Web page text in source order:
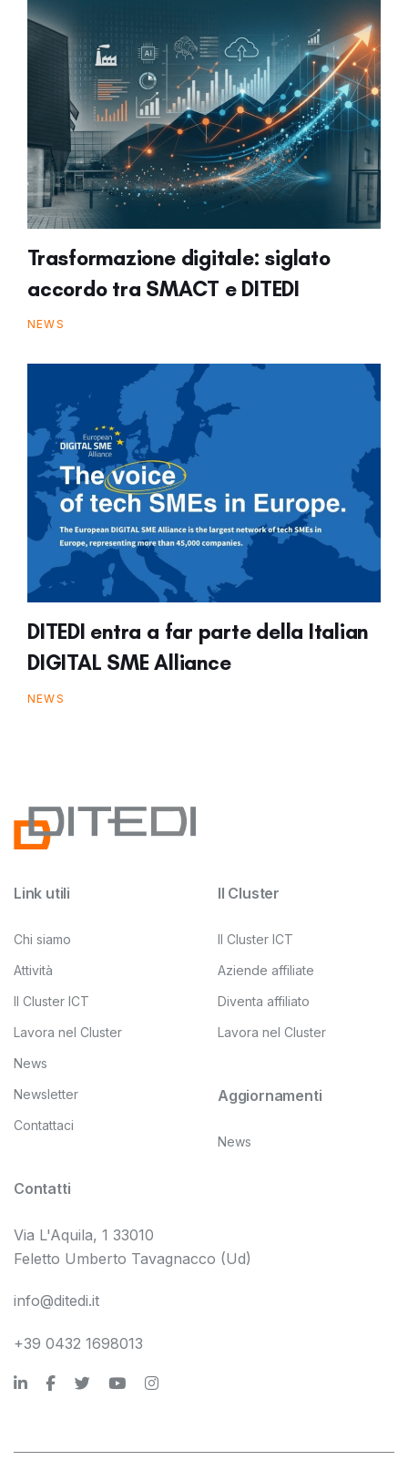
Trasformazione digitale: siglato
accordo tra SMACT e DITEDI
NEWS
DITEDI entra a far parte della Italian
DIGITAL SME Alliance
NEWS
Link utili
Chi siamo
Attività
Il Cluster ICT
Lavora nel Cluster
News
Newsletter
Contattaci
Il Cluster
Il Cluster ICT
Aziende affiliate
Diventa affiliato
Lavora nel Cluster
Aggiornamenti
News
Contatti
Via L'Aquila, 1 33010
Feletto Umberto Tavagnacco (Ud)
info@ditedi.it
+39 0432 1698013